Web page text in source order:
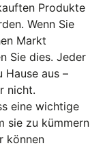
Produkte
Wenn Sie
Markt
Sie dies. Jeder
aus –
nicht.
eine wichtige
sie zu kümmern
können